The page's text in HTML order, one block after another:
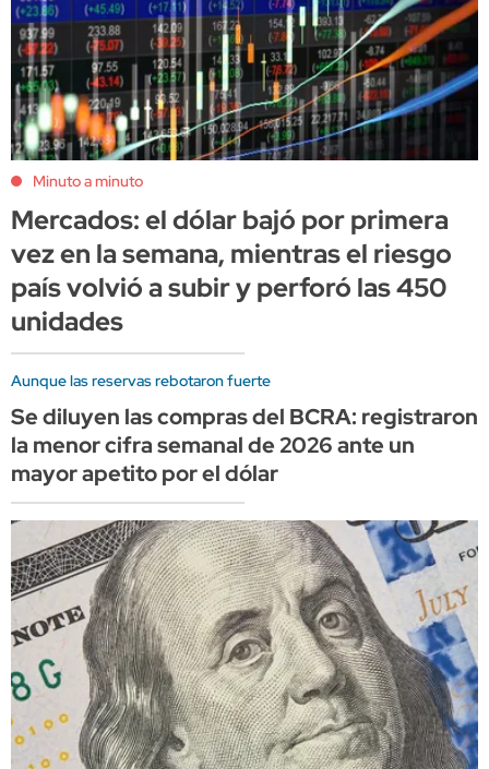
Minuto a minuto
Mercados: el dólar bajó por primera
vez en la semana, mientras el riesgo
país volvió a subir y perforó las 450
unidades
Aunque las reservas rebotaron fuerte
Se diluyen las compras del BCRA: registraron
la menor cifra semanal de 2026 ante un
mayor apetito por el dólar